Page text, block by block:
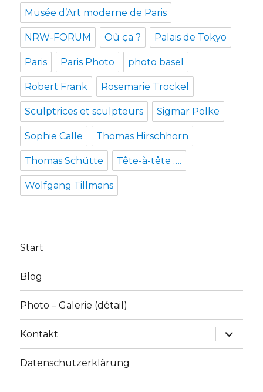
Musée d’Art moderne de Paris
NRW-FORUM Où ça ? Palais de Tokyo
Paris Paris Photo photo basel
Robert Frank Rosemarie Trockel
Sculptrices et sculpteurs Sigmar Polke
Sophie Calle Thomas Hirschhorn
Thomas Schütte Tête-à-tête ….
Wolfgang Tillmans
Start
Blog
Photo – Galerie (détail)
Kontakt
Datenschutzerklärung